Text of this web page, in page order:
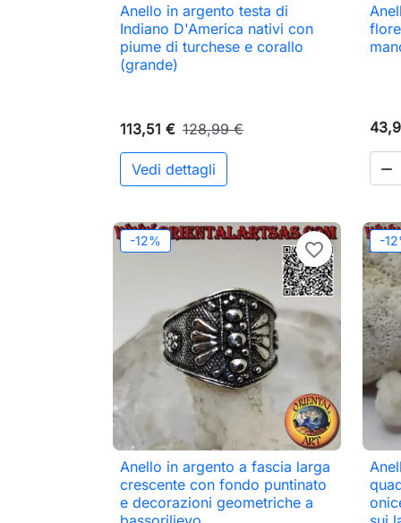
 Anteprima
Anello in argento testa di
Indiano D'America nativi con
piume di turchese e corallo
(grande)
113,51 € 128,99 €
Vedi dettagli 
-12% favorite_border
 Anteprima
Anello in argento a fascia larga
crescente con fondo puntinato
e decorazioni geometriche a
-